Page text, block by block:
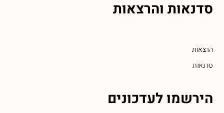
סדנאות והרצאות
הרצאות
סדנאות
הירשמו לעדכונים